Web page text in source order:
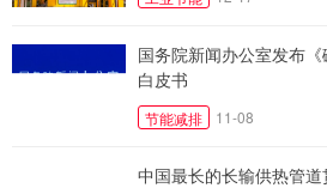
国务院新闻办公室发布《
白皮书
节能减排 11-08
中国最长的长输供热管道